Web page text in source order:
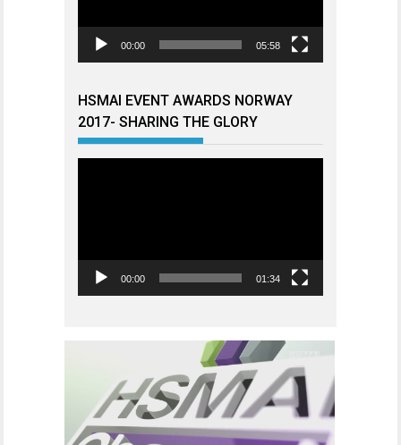
00:00 05:58
HSMAI EVENT AWARDS NORWAY
2017- SHARING THE GLORY
00:00 01:34